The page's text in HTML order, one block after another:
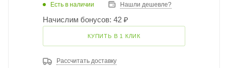
Есть в наличии Нашли дешевле?
Начислим бонусов: 42 ₽
КУПИТЬ В 1 КЛИК
Рассчитать доставку